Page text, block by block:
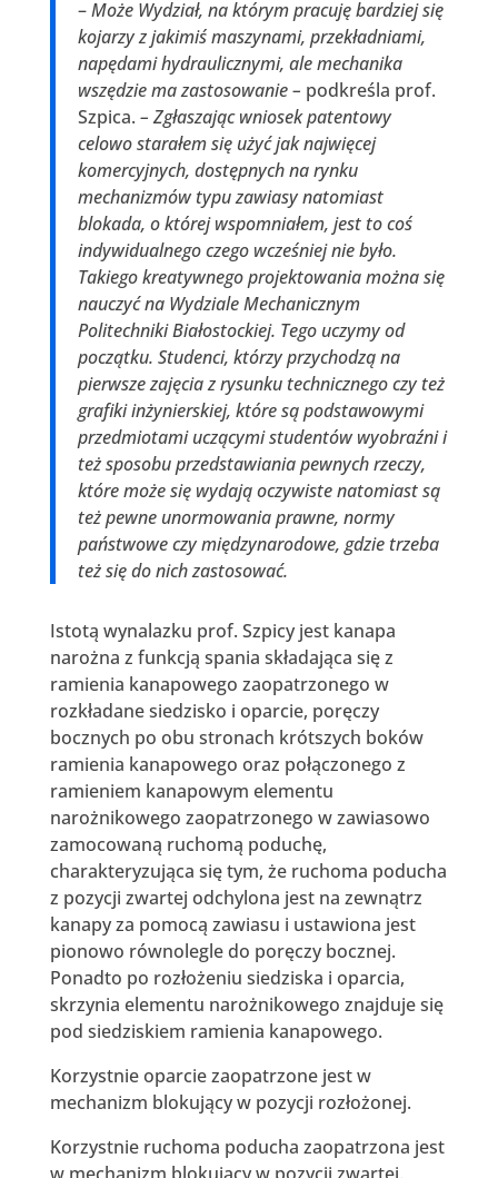
–Może Wydział, na którym pracuję bardziej się
kojarzy z jakimiś maszynami, przekładniami,
napędami hydraulicznymi, ale mechanika
wszędzie ma zastosowanie – podkreśla prof.
Szpica. – Zgłaszając wniosek patentowy
celowo starałem się użyć jak najwięcej
komercyjnych, dostępnych na rynku
mechanizmów typu zawiasy natomiast
blokada, o której wspomniałem, jest to coś
indywidualnego czego wcześniej nie było.
Takiego kreatywnego projektowania można się
nauczyć na Wydziale Mechanicznym
Politechniki Białostockiej. Tego uczymy od
początku. Studenci, którzy przychodzą na
pierwsze zajęcia z rysunku technicznego czy też
grafiki inżynierskiej, które są podstawowymi
przedmiotami uczącymi studentów wyobraźni i
też sposobu przedstawiania pewnych rzeczy,
które może się wydają oczywiste natomiast są
też pewne unormowania prawne, normy
państwowe czy międzynarodowe, gdzie trzeba
też się do nich zastosować.
Istotą wynalazku prof. Szpicy jest kanapa
narożna z funkcją spania składająca się z
ramienia kanapowego zaopatrzonego w
rozkładane siedzisko i oparcie, poręczy
bocznych po obu stronach krótszych boków
ramienia kanapowego oraz połączonego z
ramieniem kanapowym elementu
narożnikowego zaopatrzonego w zawiasowo
zamocowaną ruchomą poduchę,
charakteryzująca się tym, że ruchoma poducha
z pozycji zwartej odchylona jest na zewnątrz
kanapy za pomocą zawiasu i ustawiona jest
pionowo równolegle do poręczy bocznej.
Ponadto po rozłożeniu siedziska i oparcia,
skrzynia elementu narożnikowego znajduje się
pod siedziskiem ramienia kanapowego.
Korzystnie oparcie zaopatrzone jest w
mechanizm blokujący w pozycji rozłożonej.
Korzystnie ruchoma poducha zaopatrzona jest